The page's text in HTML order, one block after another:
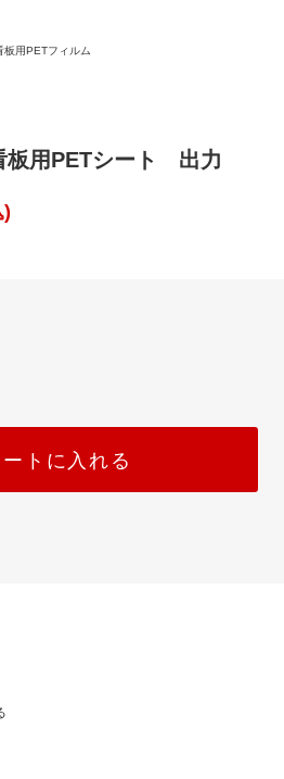
板用PETフィルム
用PETシート 出力
トに入れる